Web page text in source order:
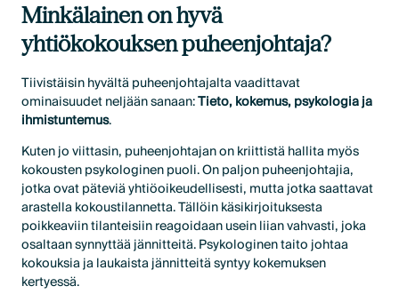
Minkälainen on hyvä
yhtiökokouksen puheenjohtaja?
Tiivistäisin hyvältä puheenjohtajalta vaadittavat
ominaisuudet neljään sanaan:Tieto, kokemus, psykologia ja
ihmistuntemus.
Kuten jo viittasin, puheenjohtajan on kriittistä hallita myös
kokousten psykologinen puoli. On paljon puheenjohtajia,
jotka ovat päteviä yhtiöoikeudellisesti, mutta jotka saattavat
arastella kokoustilannetta. Tällöin käsikirjoituksesta
poikkeaviin tilanteisiin reagoidaan usein liian vahvasti, joka
osaltaan synnyttää jännitteitä. Psykologinen taito johtaa
kokouksia ja laukaista jännitteitä syntyy kokemuksen
kertyessä.